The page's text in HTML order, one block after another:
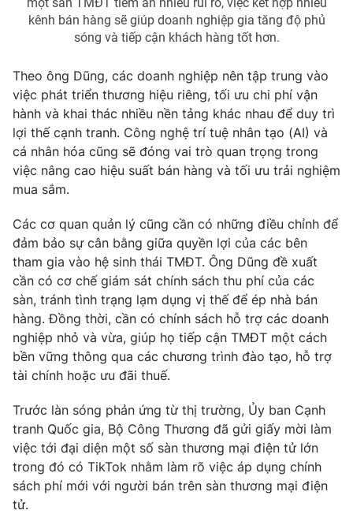
kênh bán hàng sẽ giúp doanh nghiệp gia tăng độ phủ
sóng và tiếp cận khách hàng tốt hơn.
Theo ông Dũng, các doanh nghiệp nên tập trung vào
việc phát triển thương hiệu riêng, tối ưu chi phí vận
hành và khai thác nhiều nền tảng khác nhau để duy trì
lợi thế cạnh tranh. Công nghệ trí tuệ nhân tạo (AI) và
cá nhân hóa cũng sẽ đóng vai trò quan trọng trong
việc nâng cao hiệu suất bán hàng và tối ưu trải nghiệm
mua sắm.
Các cơ quan quản lý cũng cần có những điều chỉnh để
đảm bảo sự cân bằng giữa quyền lợi của các bên
tham gia vào hệ sinh thái TMĐT. Ông Dũng đề xuất
cần có cơ chế giám sát chính sách thu phí của các
sàn, tránh tình trạng lạm dụng vị thế để ép nhà bán
hàng. Đồng thời, cần có chính sách hỗ trợ các doanh
nghiệp nhỏ và vừa, giúp họ tiếp cận TMĐT một cách
bền vững thông qua các chương trình đào tạo, hỗ trợ
tài chính hoặc ưu đãi thuế.
Trước làn sóng phản ứng từ thị trường, Ủy ban Cạnh
tranh Quốc gia, Bộ Công Thương đã gửi giấy mời làm
việc tới đại diện một số sàn thương mại điện tử lớn
trong đó có TikTok nhằm làm rõ việc áp dụng chính
sách phí mới với người bán trên sàn thương mại điện
tử.